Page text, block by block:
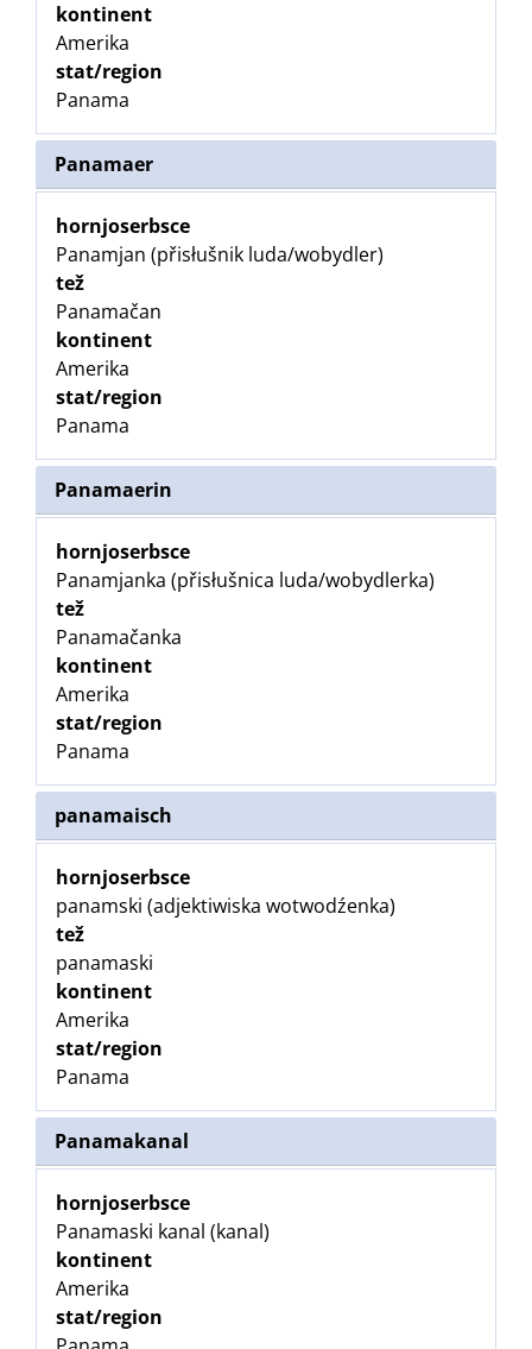
kontinent
Amerika
stat/region
Panama
Panamaer
hornjoserbsce
Panamjan (přisłušnik luda/wobydler)
tež
Panamačan
kontinent
Amerika
stat/region
Panama
Panamaerin
hornjoserbsce
Panamjanka (přisłušnica luda/wobydlerka)
tež
Panamačanka
kontinent
Amerika
stat/region
Panama
panamaisch
hornjoserbsce
panamski (adjektiwiska wotwodźenka)
tež
panamaski
kontinent
Amerika
stat/region
Panama
Panamakanal
hornjoserbsce
Panamaski kanal (kanal)
kontinent
Amerika
stat/region